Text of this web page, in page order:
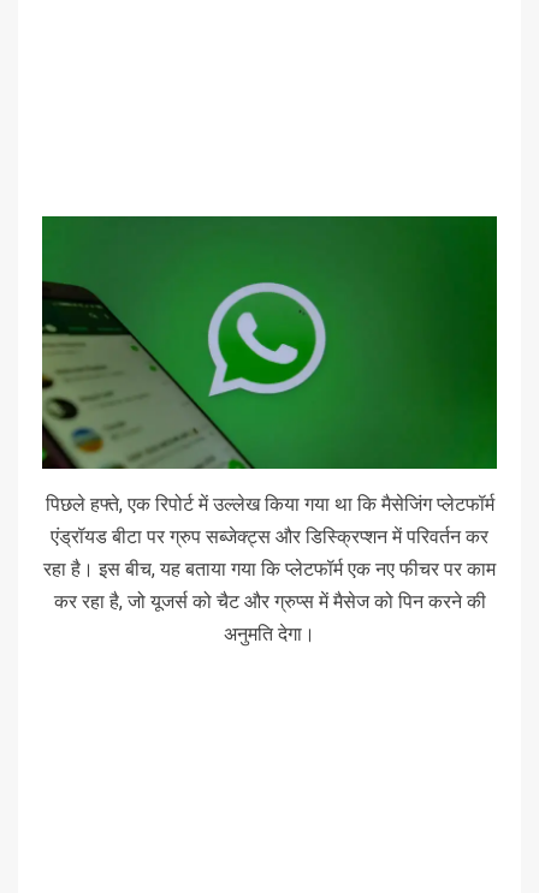
पिछले हफ्ते, एक रिपोर्ट में उल्लेख किया गया था कि मैसेजिंग प्लेटफॉर्म
एंड्रॉयड बीटा पर ग्रुप सब्जेक्ट्स और डिस्क्रिप्शन में परिवर्तन कर
रहा है। इस बीच, यह बताया गया कि प्लेटफॉर्म एक नए फीचर पर काम
कर रहा है, जो यूजर्स को चैट और ग्रुप्स में मैसेज को पिन करने की
अनुमति देगा।